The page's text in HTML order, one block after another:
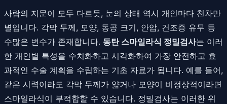
사람의 지문이 모두 다르듯, 눈의 상태 역시 개인마다 천차만
별입니다. 각막 두께, 모양, 동공 크기, 안압, 건조증 유무 등
수많은 변수가 존재합니다. 동탄 스마일라식 정밀검사는 이러
한 개인별 특성을 수치화하고 시각화하여 가장 안전하고 효
과적인 수술 계획을 수립하는 기초 자료가 됩니다. 예를 들어,
같은 시력이라도 각막 두께가 얇거나 모양이 비정상적이라면
스마일라식이 부적합할 수 있습니다. 정밀검사는 이러한 위